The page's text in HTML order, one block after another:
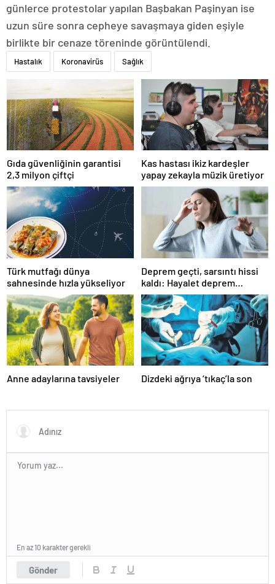
günlerce protestolar yapılan Başbakan Paşinyan ise
uzun süre sonra cepheye savaşmaya giden eşiyle
birlikte bir cenaze töreninde görüntülendi.
Hastalık Koronavirüs Sağlık
Gıda güvenliğinin garantisi
2,3 milyon çiftçi
Kas hastası ikiz kardeşler
yapay zekayla müzik üretiyor
Türk mutfağı dünya
sahnesinde hızla yükseliyor
Deprem geçti, sarsıntı hissi
kaldı: Hayalet deprem
algısına dikkat!
Anne adaylarına tavsiyeler Dizdeki ağrıya ‘tıkaç’la son
Gönder
En az 10 karakter gerekli